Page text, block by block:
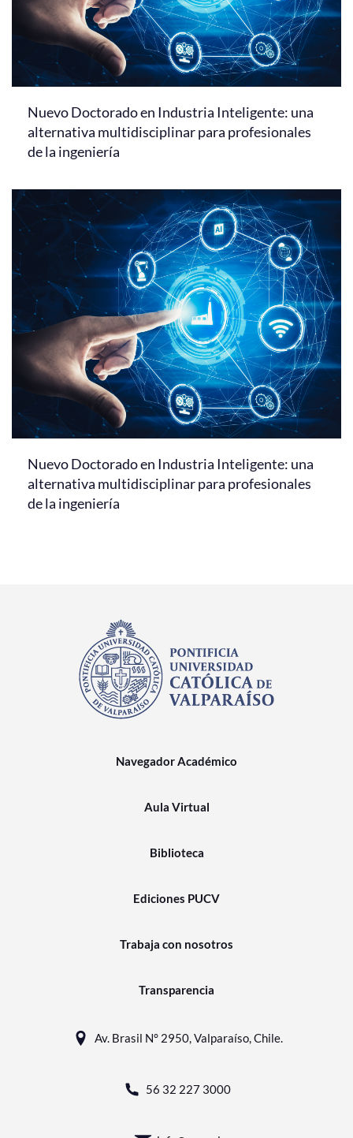
Nuevo Doctorado en Industria Inteligente: una
alternativa multidisciplinar para profesionales
de la ingeniería
Nuevo Doctorado en Industria Inteligente: una
alternativa multidisciplinar para profesionales
de la ingeniería
Navegador Académico
Aula Virtual
Biblioteca
Ediciones PUCV
Trabaja con nosotros
Transparencia
Av. Brasil N° 2950, Valparaíso, Chile.
56 32 227 3000